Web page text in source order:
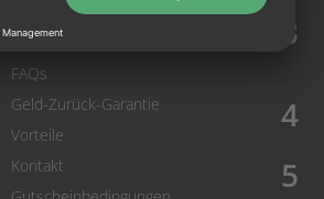
Hausmarken-Garantie
Impressum
FAQs
Geld-Zurück-Garantie
Vorteile
Kontakt